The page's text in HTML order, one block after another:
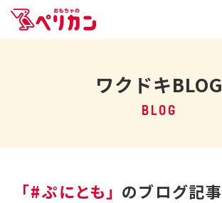
ワクドキBLOG
BLOG
「#ぷにとも」 のブログ記事